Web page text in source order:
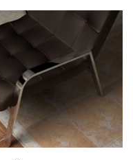
важно важны не
но и ее
определить
плитки и
расскажем.